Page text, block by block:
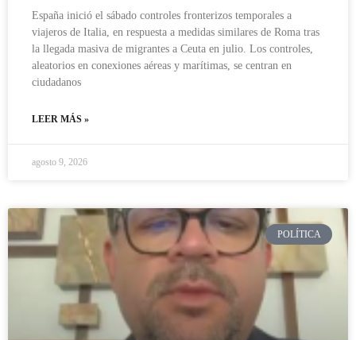
España inició el sábado controles fronterizos temporales a
viajeros de Italia, en respuesta a medidas similares de Roma tras
la llegada masiva de migrantes a Ceuta en julio. Los controles,
aleatorios en conexiones aéreas y marítimas, se centran en
ciudadanos
LEER MÁS »
agosto 9, 2026
POLÍTICA